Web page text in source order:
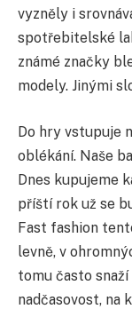
vyzněly i
spotřebitelské
známé značky
modely. Jinými
Do hry vstupuje
oblékání. Naše
Dnes kupujeme
příští rok už se
Fast fashion
levně, v
tomu často
nadčasovost, na